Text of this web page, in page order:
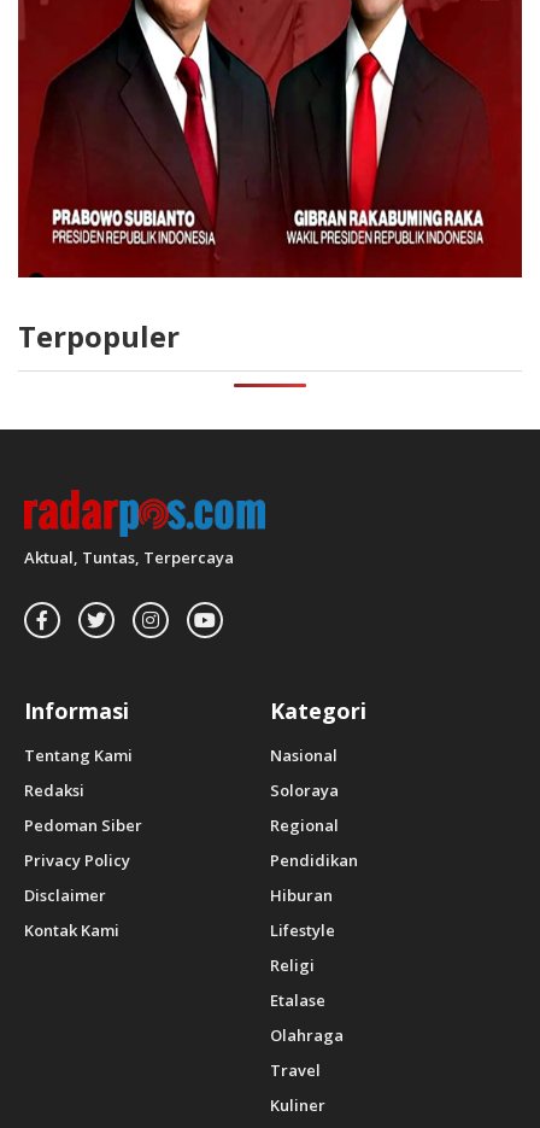
Terpopuler
Aktual, Tuntas, Terpercaya
Informasi
Tentang Kami
Redaksi
Pedoman Siber
Privacy Policy
Disclaimer
Kontak Kami
Kategori
Nasional
Soloraya
Regional
Pendidikan
Hiburan
Lifestyle
Religi
Etalase
Olahraga
Travel
Kuliner